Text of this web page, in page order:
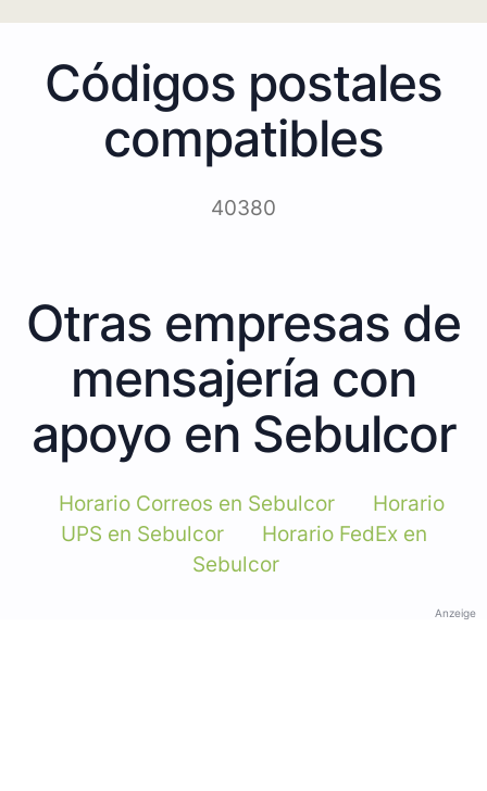
Códigos postales
compatibles
40380
Otras empresas de
mensajería con
apoyo en Sebulcor
Horario Correos en Sebulcor
Horario
UPS en Sebulcor
Horario FedEx en
Sebulcor
Anzeige